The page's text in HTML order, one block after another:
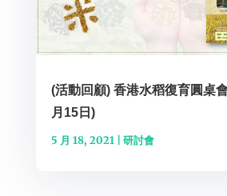
(活動回顧) 香港水稻復育圓桌
月15日)
5 月 18, 2021| 研討會